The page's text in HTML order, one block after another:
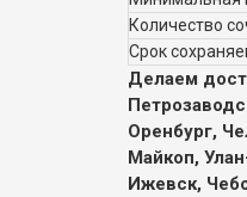
Количество
Срок
Делаем
Оренбург,
Майкоп,
Ижевск,